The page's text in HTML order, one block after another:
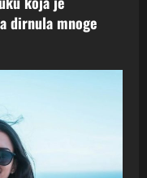
dirnula mnoge